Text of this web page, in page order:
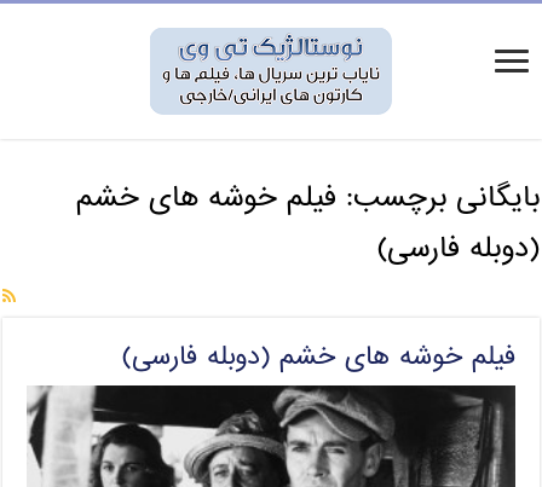
بایگانی برچسب: فیلم خوشه های خشم
(دوبله فارسی)
فیلم خوشه های خشم (دوبله فارسی)